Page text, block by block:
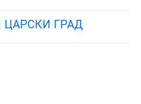
ЦАРСКИ ГРАД